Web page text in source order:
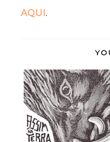
AQUI.
Assim na Terra
Embaixo da